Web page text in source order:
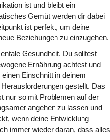
ist und bleibt ein
Gemüt werden dir dabei
ist perfekt, um deine
Beziehungen zu einzugehen.
Gesundheit. Du solltest
Ernährung achtest und
Einschnitt in deinem
gestellt. Das
nur so mit Problemen auf der
angehen zu lassen und
wenn deine Entwicklung
immer wieder daran, dass alles